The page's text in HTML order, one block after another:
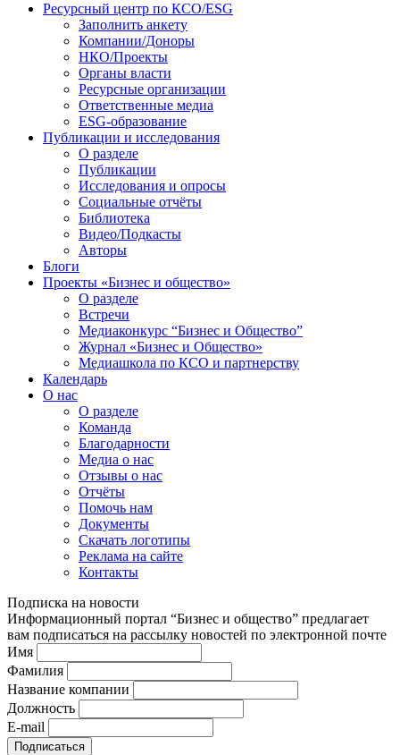
Ресурсный центр по КСО/ESG
Заполнить анкету
Компании/Доноры
НКО/Проекты
Органы власти
Ресурсные организации
Ответственные медиа
ESG-образование
Публикации и исследования
О разделе
Публикации
Исследования и опросы
Социальные отчёты
Библиотека
Видео/Подкасты
Авторы
Блоги
Проекты «Бизнес и общество»
О разделе
Встречи
Медиаконкурс “Бизнес и Общество”
Журнал «Бизнес и Общество»
Медиашкола по КСО и партнерству
Календарь
О нас
О разделе
Команда
Благодарности
Медиа о нас
Отзывы о нас
Отчёты
Помочь нам
Документы
Скачать логотипы
Реклама на сайте
Контакты
Подписка на новости
Информационный портал “Бизнес и общество” предлагает
вам подписаться на рассылку новостей по электронной почте
Имя
Фамилия
Название компании
Должность
E-mail